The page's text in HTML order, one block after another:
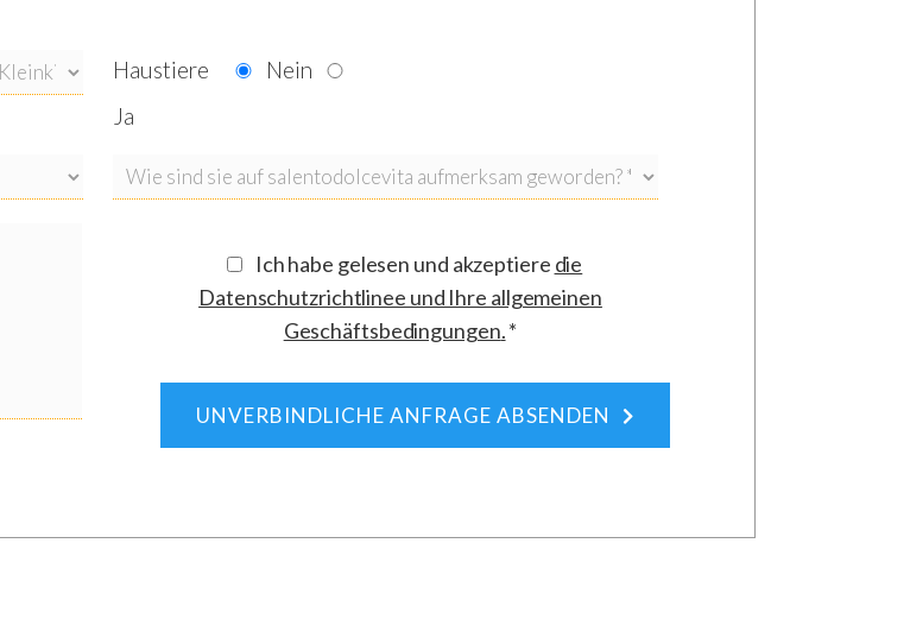
Haustiere
Nein
Ja
Ich habe gelesen und akzeptiere die
Datenschutzrichtlinee und Ihre allgemeinen
Geschäftsbedingungen.*
UNVERBINDLICHE ANFRAGE ABSENDEN